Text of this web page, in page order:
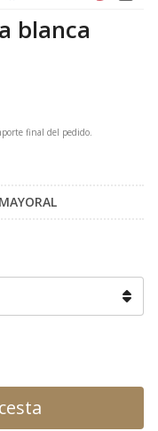
blanca
final del pedido.
MAYORAL